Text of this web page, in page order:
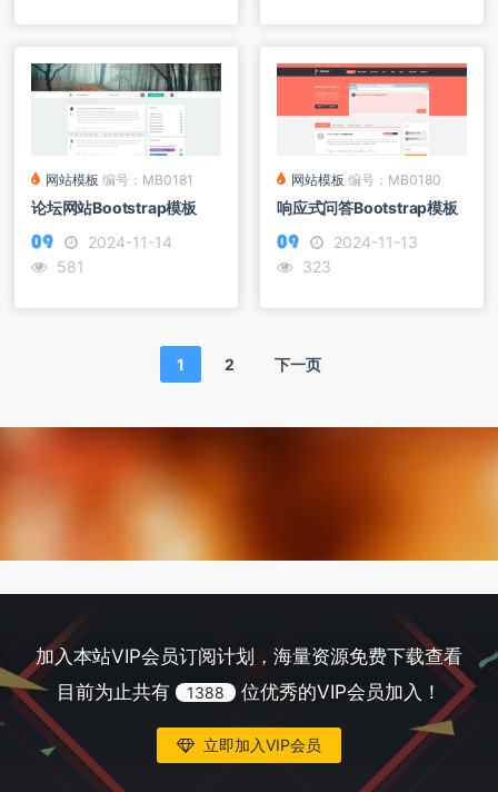
网站模板 编号：MB0181
论坛网站Bootstrap模板
2024-11-14
581
网站模板 编号：MB0180
响应式问答Bootstrap模板
2024-11-13
323
1 2 下一页
加入本站VIP会员订阅计划，海量资源免费下载查看
目前为止共有
1388 位优秀的VIP会员加入！
立即加入VIP会员